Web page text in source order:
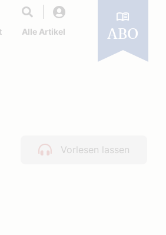
Alle Artikel ABO
Vorlesen lassen